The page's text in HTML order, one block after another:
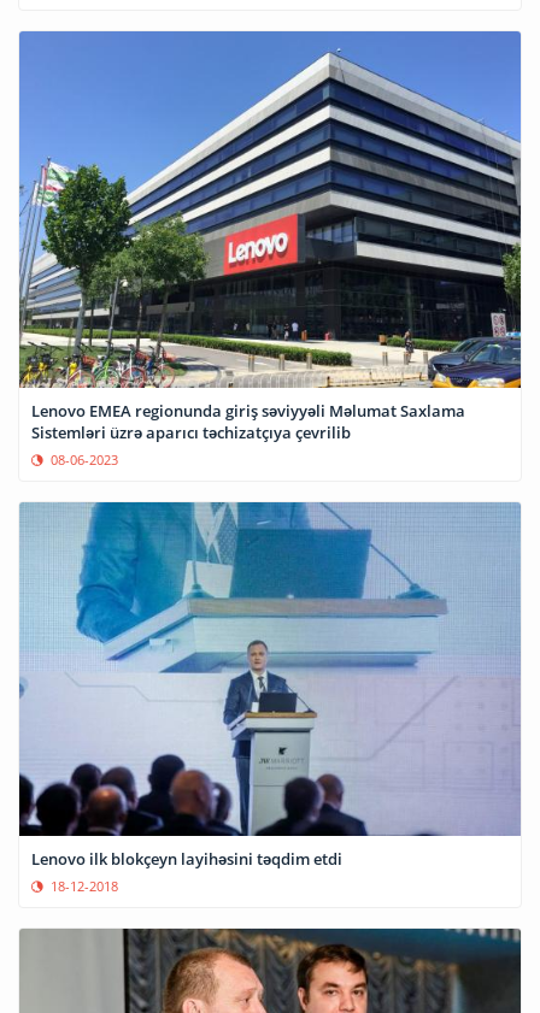
Lenovo EMEA regionunda giriş səviyyəli Məlumat Saxlama
Sistemləri üzrə aparıcı təchizatçıya çevrilib
08-06-2023
Lenovo ilk blokçeyn layihəsini təqdim etdi
18-12-2018